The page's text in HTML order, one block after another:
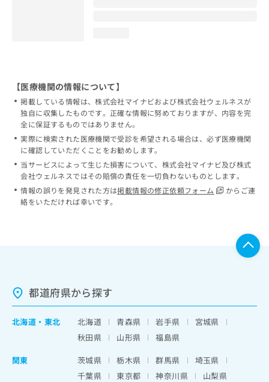
【医療機関の情報について】
掲載している情報は、株式会社マイナビおよび株式会社ウェルネスが
独自に収集したものです。正確な情報に努めておりますが、内容を完
全に保証するものではありません。
実際に検索された医療機関で受診を希望される場合は、必ず医療機関
に確認していただくことをお勧めします。
当サービスによって生じた損害について、株式会社マイナビ及び株式
会社ウェルネスではその賠償の責任を一切負わないものとします。
情報の誤りを発見された方は掲載情報の修正依頼フォーム
からご連
絡をいただければ幸いです。
都道府県から探す
北海道 ・ 東北 北海道 青森県 岩手県
宮城県
秋田県
山形県
福島県
関東
茨城県 栃木県 群馬県
埼玉県
千葉県
東京都 神奈川県
山梨県